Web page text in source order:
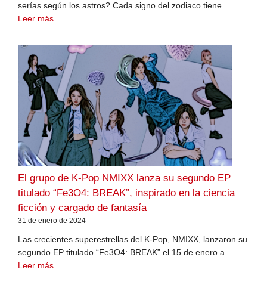
serías según los astros? Cada signo del zodiaco tiene ...
Leer más
El grupo de K-Pop NMIXX lanza su segundo EP
titulado “Fe3O4: BREAK”, inspirado en la ciencia
ficción y cargado de fantasía
31 de enero de 2024
Las crecientes superestrellas del K-Pop, NMIXX, lanzaron su
segundo EP titulado “Fe3O4: BREAK” el 15 de enero a ...
Leer más